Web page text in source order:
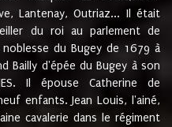
Lantenay, Outriaz... Il était
du roi au parlement de
du Bugey de 1679 à
Bailly d'épée du Bugey à son
Il épouse Catherine de
enfants. Jean Louis, l'ainé,
cavalerie dans le régiment